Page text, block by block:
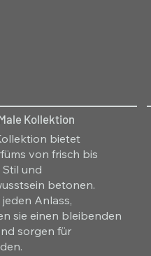
Kollektion
bietet
von frisch bis
Stil und
betonen.
Anlass,
sie einen bleibenden
sorgen für